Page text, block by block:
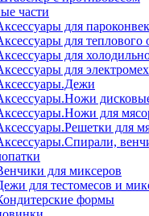
части
для
для теплового
для
для
для
для
для миксеров
для тестомесов и
формы